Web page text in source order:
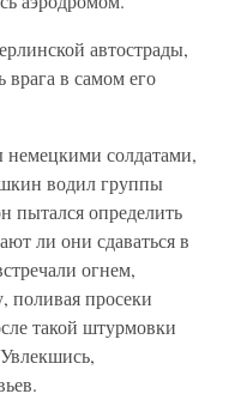
автострады,
врага в самом его
немецкими солдатами,
водил группы
пытался определить
ли они сдаваться в
огнем,
просеки
такой штурмовки